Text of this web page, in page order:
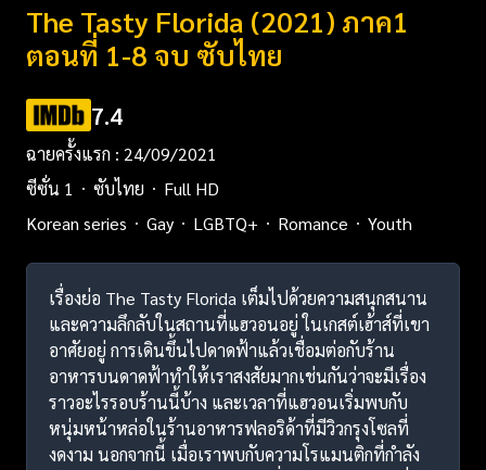
The Tasty Florida (2021) ภาค1
ตอนที่ 1-8 จบ ซับไทย
7.4
ฉายครั้งแรก : 24/09/2021
ซีซั่น 1
ซับไทย
Full HD
Korean series
Gay LGBTQ+ Romance Youth
เรื่องย่อ The Tasty Florida เต็มไปด้วยความสนุกสนาน
และความลึกลับในสถานที่แฮวอนอยู่ ในเกสต์เฮ้าส์ที่เขา
อาศัยอยู่ การเดินขึ้นไปดาดฟ้าแล้วเชื่อมต่อกับร้าน
อาหารบนดาดฟ้าทำให้เราสงสัยมากเช่นกันว่าจะมีเรื่อง
ราวอะไรรอบร้านนี้บ้าง และเวลาที่แฮวอนเริ่มพบกับ
หนุ่มหน้าหล่อในร้านอาหารฟลอริด้าที่มีวิวกรุงโซลที่
งดงาม นอกจากนี้ เมื่อเราพบกับความโรแมนติกที่กำลัง